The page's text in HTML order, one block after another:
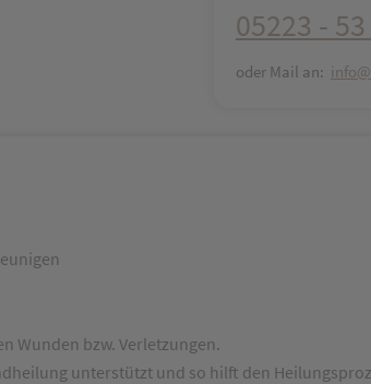
05223 -
oder Mail an:
Wunden bzw. Verletzungen.
unterstützt und so hilft den